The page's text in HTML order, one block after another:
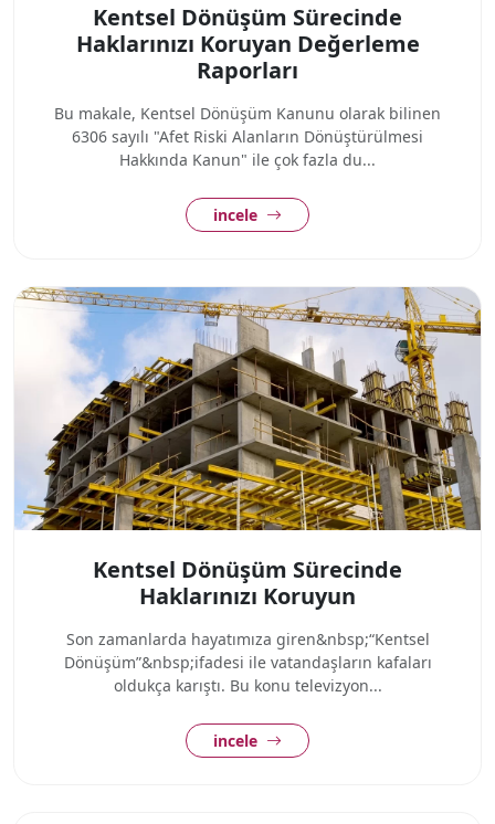
Kentsel Dönüşüm Sürecinde
Haklarınızı Koruyan Değerleme
Raporları
Bu makale, Kentsel Dönüşüm Kanunu olarak bilinen
6306 sayılı "Afet Riski Alanların Dönüştürülmesi
Hakkında Kanun" ile çok fazla du...
incele
Kentsel Dönüşüm Sürecinde
Haklarınızı Koruyun
Son zamanlarda hayatımıza giren&nbsp;“Kentsel
Dönüşüm”&nbsp;ifadesi ile vatandaşların kafaları
oldukça karıştı. Bu konu televizyon...
incele